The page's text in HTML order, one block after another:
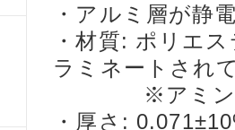
・アルミ層が静
・材質: ポリエ
ラミネートされ
※アミン、シ
・厚さ: